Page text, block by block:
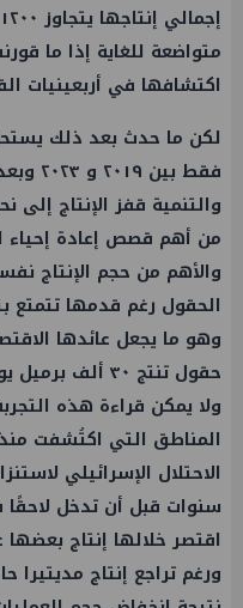
متواضعة للغاية إذا ما
اكتشافها في أربعينيات
لكن ما حدث بعد ذلك
فقط
من أهم قصص إعادة إحياء
والأهم من حجم الإنتاج
الحقول رغم قدمها تتمتع
وهو ما يجعل عائدها
حقول تنتج ٣٠ ألف برميل يوميًا ولكن بتكاليف أعلى كثيرًا.
ولا يمكن قراءة هذه
الاحتلال الإسرائيلي
سنوات قبل أن تدخل
اقتصر خلالها إنتاج